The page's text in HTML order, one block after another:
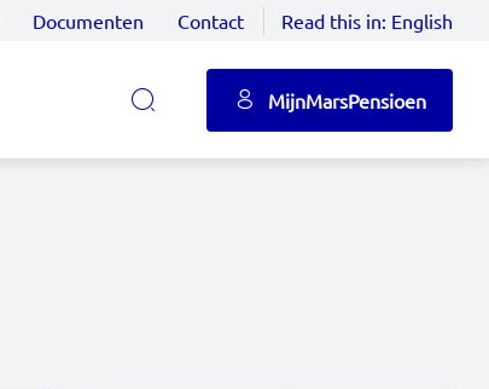
Documenten Contact Read this in: English
MijnMarsPensioen